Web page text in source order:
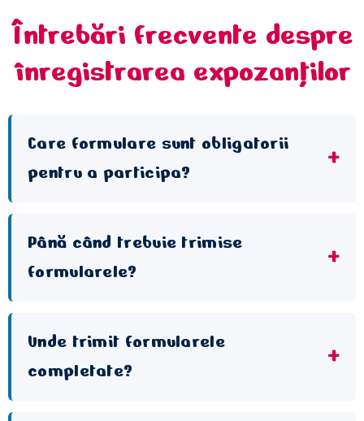
Întrebări frecvente despre
înregistrarea expozanților
Care formulare sunt obligatorii
pentru a participa?
Până când trebuie trimise
formularele?
Unde trimit formularele
completate?